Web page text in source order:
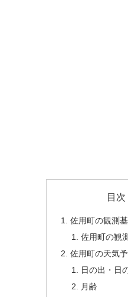
目次
佐用町の観測
佐用町の観
佐用町の天気
日の出・日
月齢